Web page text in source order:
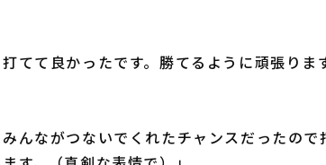
てて良かったです。勝てるように頑張りま
みんながつないでくれたチャンスだったの